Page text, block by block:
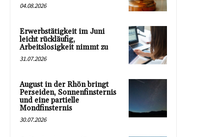
04.08.2026
Erwerbstätigkeit im Juni
leicht rückläufig,
Arbeitslosigkeit nimmt zu
31.07.2026
August in der Rhön bringt
Perseiden, Sonnenfinsternis
und eine partielle
Mondfinsternis
30.07.2026